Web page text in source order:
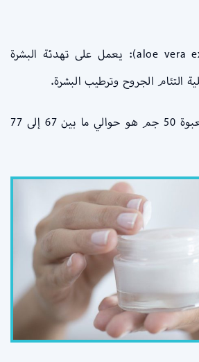
خلاصة الصبار (aloe vera extract): يعمل على تهدئة البشرة
التئام الجروح وترطيب البشرة.
جم
هو حوالي ما بين 67 إلى 77